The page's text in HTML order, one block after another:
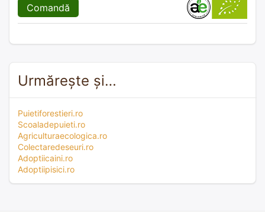
Comandă
Urmărește și…
Puietiforestieri.ro
Scoaladepuieti.ro
Agriculturaecologica.ro
Colectaredeseuri.ro
Adoptiicaini.ro
Adoptiipisici.ro